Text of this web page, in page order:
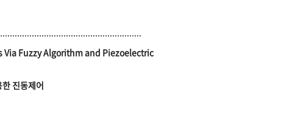
Fuzzy Algorithm and Piezoelectric
진동제어